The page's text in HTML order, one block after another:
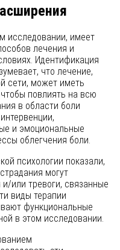
исследовании, имеет
лечения и
Идентификация
что лечение,
сети, может иметь
повлиять на всю
в области боли
и эмоциональные
облегчения боли.
психологии показали,
могут
или тревоги, связанные
виды терапии
функциональные
в этом исследовании.